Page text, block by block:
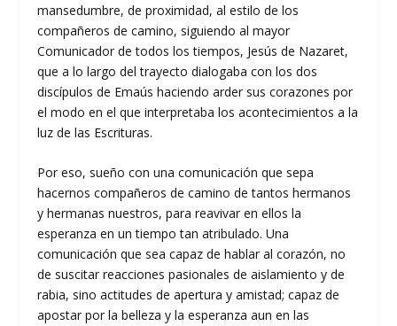
mansedumbre, de proximidad, al estilo de los
compañeros de camino, siguiendo al mayor
Comunicador de todos los tiempos, Jesús de Nazaret,
que a lo largo del trayecto dialogaba con los dos
discípulos de Emaús haciendo arder sus corazones por
el modo en el que interpretaba los acontecimientos a la
luz de las Escrituras.
Por eso, sueño con una comunicación que sepa
hacernos compañeros de camino de tantos hermanos
y hermanas nuestros, para reavivar en ellos la
esperanza en un tiempo tan atribulado. Una
comunicación que sea capaz de hablar al corazón, no
de suscitar reacciones pasionales de aislamiento y de
rabia, sino actitudes de apertura y amistad; capaz de
apostar por la belleza y la esperanza aun en las